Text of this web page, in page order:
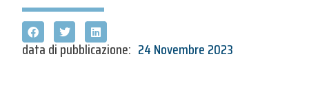
data di pubblicazione: 24 Novembre 2023